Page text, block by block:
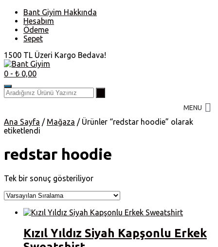
Skip
content
Bant Giyim Hakkında
Hesabım
Ödeme
Sepet
1500 TL Üzeri Kargo Bedava!
0 - ₺ 0,00
MENU
Ana Sayfa / Mağaza / Ürünler “redstar hoodie” olarak
etiketlendi
redstar hoodie
Tek bir sonuç gösteriliyor
Kızıl Yıldız Siyah Kapşonlu Erkek